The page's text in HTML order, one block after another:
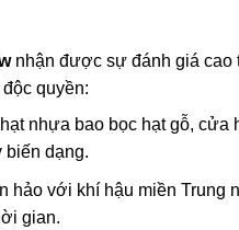
nhận được sự đánh giá cao
quyền:
nhựa bao bọc hạt gỗ, cửa
biến dạng.
hảo với khí hậu miền Trung
gian.